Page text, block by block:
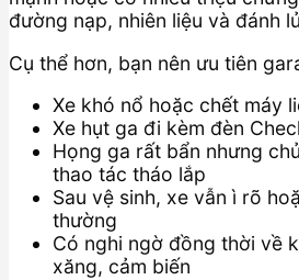
đường nạp, nhiên liệu và đánh
Cụ thể hơn, bạn nên ưu tiên
Xe khó nổ hoặc chết máy
Xe hụt ga đi kèm đèn
Họng ga rất bẩn nhưng
thao tác tháo lắp
Sau vệ sinh, xe vẫn ì rõ
thường
Có nghi ngờ đồng thời về
xăng, cảm biến